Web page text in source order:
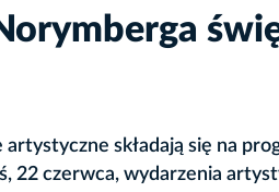
artystyczne składają się na
22 czerwca, wydarzenia